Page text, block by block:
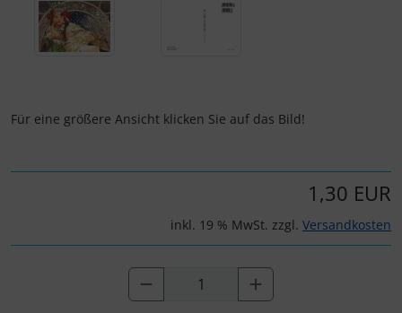
Für eine größere Ansicht klicken Sie auf das Bild!
1,30 EUR
inkl. 19 % MwSt. zzgl. Versandkosten